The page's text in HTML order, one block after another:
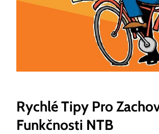
Rychlé Tipy Pro
Funkčnosti NTB